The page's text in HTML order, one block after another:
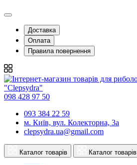
Доставка
Оплата
Правила повернення
098 428 97 50
093 384 22 59
м. Київ, вул. Колекторна, 3а
clepsydra.ua@gmail.com
Каталог товарів Каталог товарів